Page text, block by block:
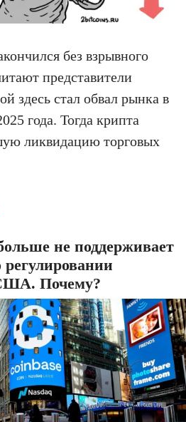
без взрывного
представители
здесь стал обвал рынка в
года. Тогда крипта
ликвидацию торговых
не поддерживает
регулировании
Почему?